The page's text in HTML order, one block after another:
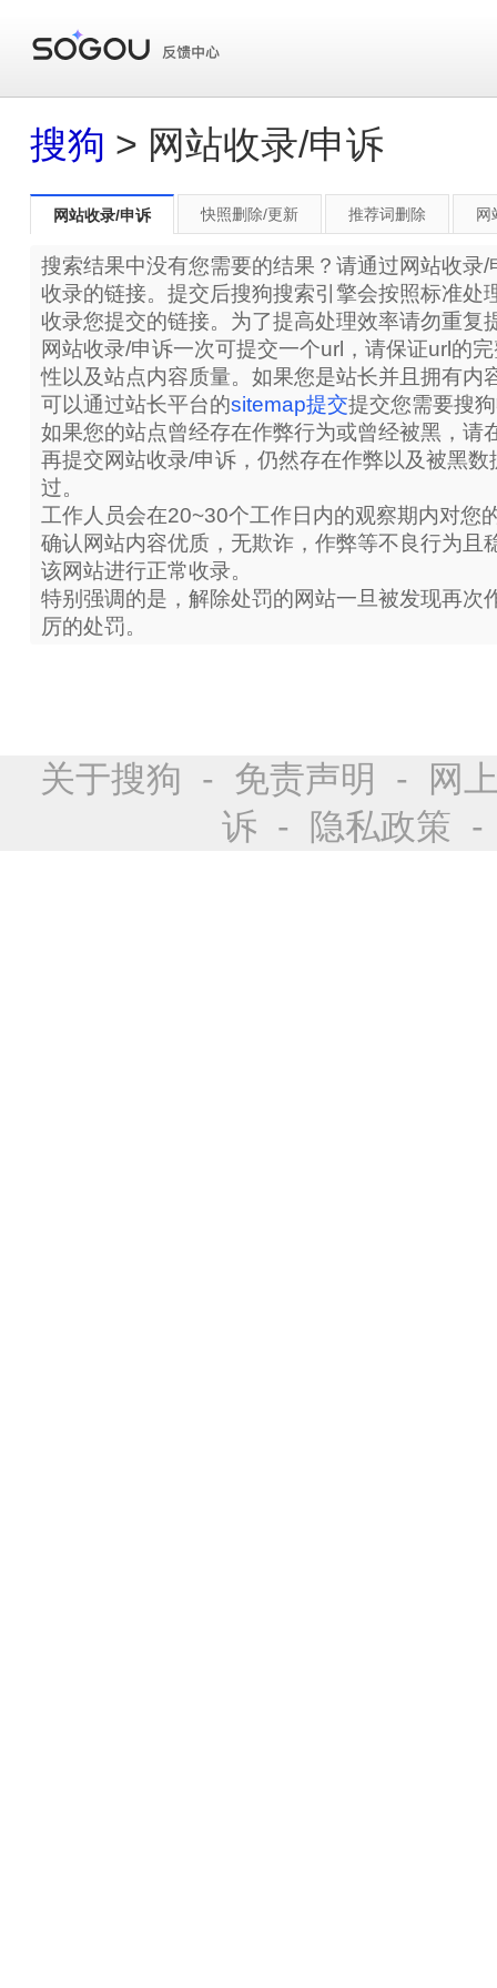
搜狗 > 网站收录/申诉
网站收录/申诉 快照删除/更新 推荐词删除 网
搜索结果中没有您需要的结果？请通过网站收录
收录的链接。提交后搜狗搜索引擎会按照标准处
收录您提交的链接。为了提高处理效率请勿重复
网站收录/申诉一次可提交一个url，请保证url的
性以及站点内容质量。如果您是站长并且拥有内
可以通过站长平台的sitemap提交提交您需要搜
如果您的站点曾经存在作弊行为或曾经被黑，请
再提交网站收录/申诉，仍然存在作弊以及被黑
过。
工作人员会在20~30个工作日内的观察期内对您
确认网站内容优质，无欺诈，作弊等不良行为且
该网站进行正常收录。
特别强调的是，解除处罚的网站一旦被发现再次
厉的处罚。
关于搜狗 - 免责声明 -
网
诉 - 隐私政策 -